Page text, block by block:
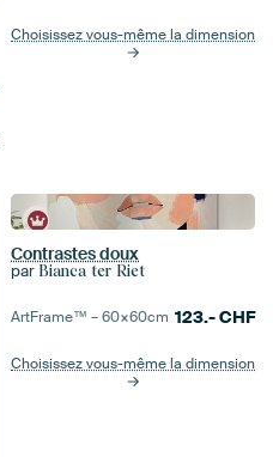
Choisissez vous-même la dimension
Contrastes doux
par Bianca ter Riet
ArtFrame™ –60×60cm 123.-CHF
Choisissez vous-même la dimension